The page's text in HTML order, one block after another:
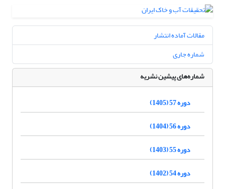
مقالات آماده انتشار
شماره جاری
شماره‌های پیشین نشریه
دوره 57 (1405)
دوره 56 (1404)
دوره 55 (1403)
دوره 54 (1402)